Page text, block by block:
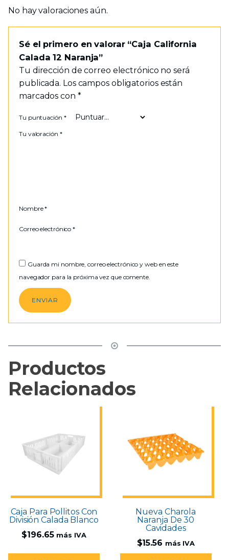
No hay valoraciones aún.
Sé el primero en valorar “Caja California
Calada 12 Naranja”
Tu dirección de correo electrónico no será
publicada. Los campos obligatorios están
marcados con *
Tu puntuación *
Tu valoración *
Nombre*
Correo electrónico*
Guarda mi nombre, correo electrónico y web en este
navegador para la próxima vez que comente.
Productos
Relacionados
Caja Para Pollitos Con
División Calada Blanco
$196.65 más IVA
Nueva Charola
Naranja De 30
Cavidades
$15.56 más IVA